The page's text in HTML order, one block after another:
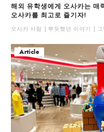
해외 유학생에게 오사카는 매
오사카를 최고로 즐기자!
오사카 사람 뿌듯했던 이야기
Article